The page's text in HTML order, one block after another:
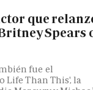
que
Spears
fue el
Life Than This', la